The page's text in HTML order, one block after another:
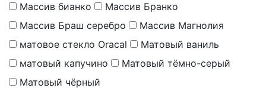
Массив бианко
Массив Бранко
Массив Браш серебро
Массив Магнолия
матовое стекло Oracal
Матовый ваниль
матовый капучино
Матовый тёмно-серый
Матовый чёрный